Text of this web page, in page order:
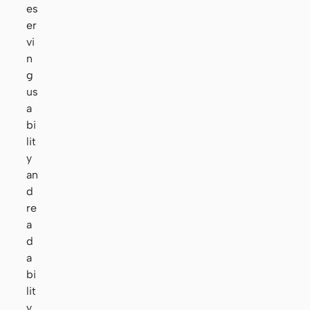
es
er
vi
n
g
us
a
bi
lit
y
an
d
re
a
d
a
bi
lit
y.